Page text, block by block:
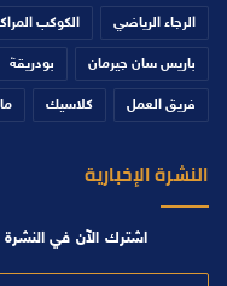
الرجاء الرياضي الكوكب
باريس سان جيرمان بودريقة
فريق العمل كلاسيك
النشرة الإخبارية
اشترك الآن في النشرة